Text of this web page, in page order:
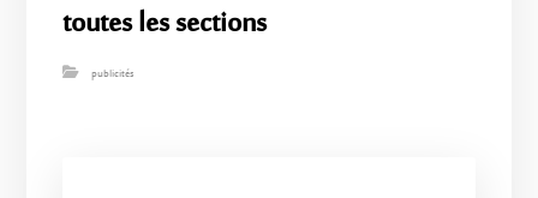
toutes les sections
publicités